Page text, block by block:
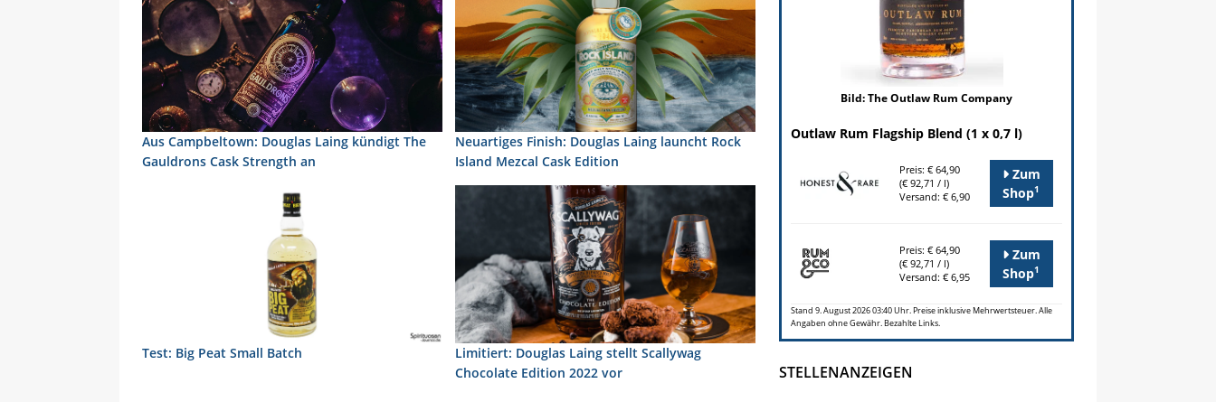
Aus Campbeltown: Douglas Laing kündigt The
Gauldrons Cask Strength an
Neuartiges Finish: Douglas Laing launcht Rock
Island Mezcal Cask Edition
Test: Big Peat Small Batch
Limitiert: Douglas Laing stellt Scallywag
Chocolate Edition 2022 vor
Bild: The Outlaw Rum Company
Outlaw Rum Flagship Blend (1 x 0,7 l)
Preis: € 64,90
(€ 92,71 / l)
Versand: € 6,90
Zum
Shop1
Preis: € 64,90
(€ 92,71 / l)
Versand: € 6,95
Zum
Shop1
Stand 9. August 2026 03:40 Uhr. Preise inklusive Mehrwertsteuer. Alle
Angaben ohne Gewähr. Bezahlte Links.
STELLENANZEIGEN